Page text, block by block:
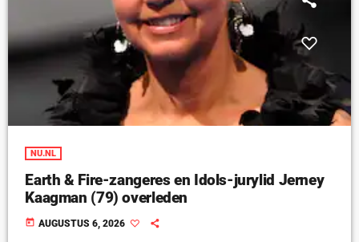
NU.NL
Earth & Fire-zangeres en Idols-jurylid Jerney
Kaagman (79) overleden
today AUGUSTUS 6, 2026